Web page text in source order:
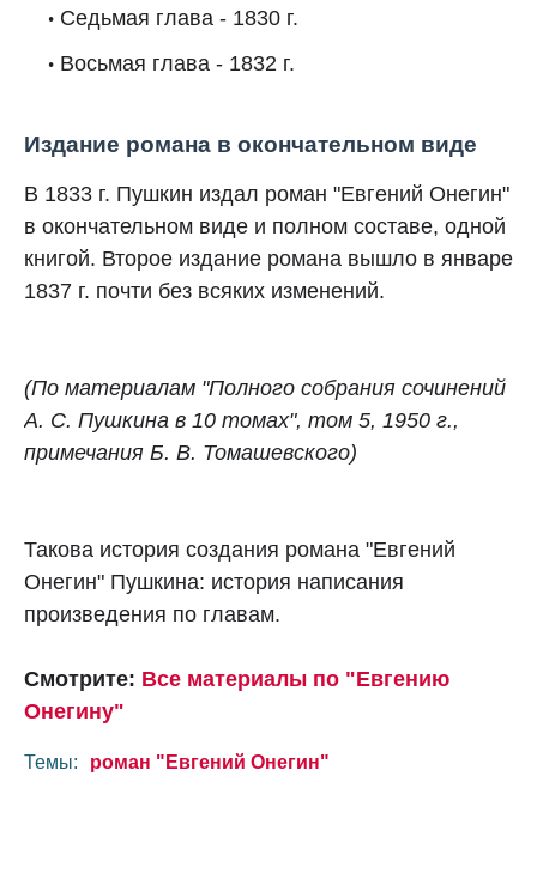
Седьмая глава - 1830 г.
Восьмая глава - 1832 г.
Издание романа в окончательном виде
В 1833 г. Пушкин издал роман "Евгений Онегин"
в окончательном виде и полном составе, одной
книгой. Второе издание романа вышло в январе
1837 г. почти без всяких изменений.
(По материалам "Полного собрания сочинений
А. С. Пушкина в 10 томах", том 5, 1950 г.,
примечания Б. В. Томашевского)
Такова история создания романа "Евгений
Онегин" Пушкина: история написания
произведения по главам.
Смотрите: Все материалы по "Евгению
Онегину"
Темы: роман "Евгений Онегин"